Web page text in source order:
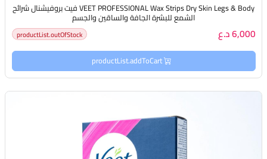
VEET PROFESSIONAL Wax Strips Dry Skin Legs & Body فيت بروفيشنال شرائح
الشمع للبشرة الجافة والساقين والجسم
6,000 د.ع productList.outOfStock
productList.addToCart